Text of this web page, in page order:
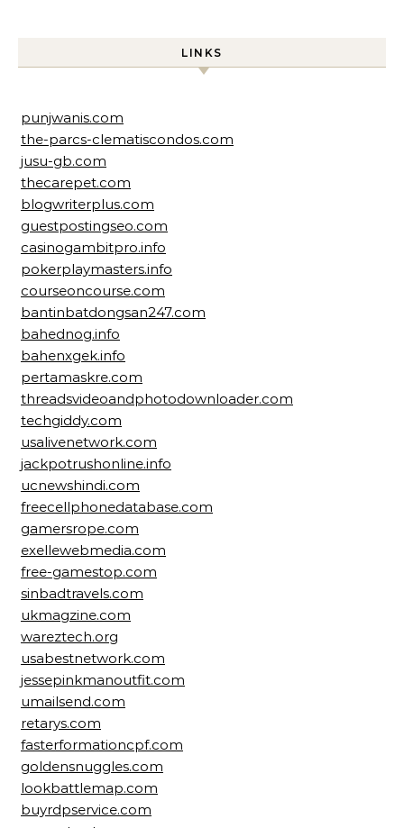
LINKS
punjwanis.com
the-parcs-clematiscondos.com
jusu-gb.com
thecarepet.com
blogwriterplus.com
guestpostingseo.com
casinogambitpro.info
pokerplaymasters.info
courseoncourse.com
bantinbatdongsan247.com
bahednog.info
bahenxgek.info
pertamaskre.com
threadsvideoandphotodownloader.com
techgiddy.com
usalivenetwork.com
jackpotrushonline.info
ucnewshindi.com
freecellphonedatabase.com
gamersrope.com
exellewebmedia.com
free-gamestop.com
sinbadtravels.com
ukmagzine.com
wareztech.org
usabestnetwork.com
jessepinkmanoutfit.com
umailsend.com
retarys.com
fasterformationcpf.com
goldensnuggles.com
lookbattlemap.com
buyrdpservice.com